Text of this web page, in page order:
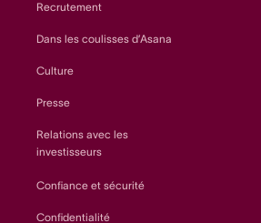
Recrutement
Dans les coulisses d’Asana
Culture
Presse
Relations avec les
investisseurs
Confiance et sécurité
Confidentialité